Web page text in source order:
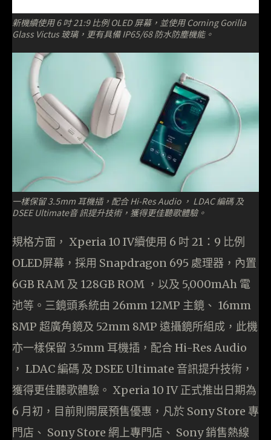
新機續使用 6 吋 21:9 比例 OLED 屏幕，並使用 Corning Gorilla
Glass Victus 玻璃，更有具備 IP65/68 防水防塵機能。
一樣保留 3.5mm 耳機插，配合 Hi-Res Audio ， LDAC 編碼 及
DSEE Ultimate音 訊提升技術，獲得更佳聽歌體驗。
規格方面， Xperia 10 IV續使用 6 吋 21：9 比例
OLED屏幕，採用 Snapdragon 695 處理器，內置
6GB RAM 及 128GB ROM ，以及 5,000mAh 電
池等。三鏡頭系統由 26mm 12MP 主鏡、 16mm
8MP 超廣角鏡及 52mm 8MP 遠攝鏡所組成，此機
亦一樣保留 3.5mm 耳機插，配合 Hi-Res Audio
， LDAC 編碼 及 DSEE Ultimate 音訊提升技術，
獲得更佳聽歌體驗。 Xperia 10 IV 正式推出日期為
6 月初，目前則開展預售優惠，凡於 Sony Store 專
門店、 Sony Store 網上專門店、 Sony 銷售熱線